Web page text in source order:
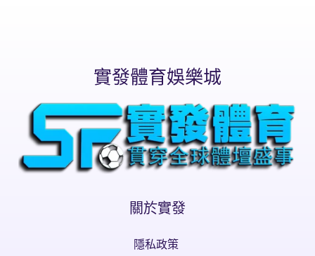
實發體育娛樂城
關於實發
隱私政策